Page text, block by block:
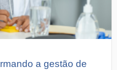
a gestão de